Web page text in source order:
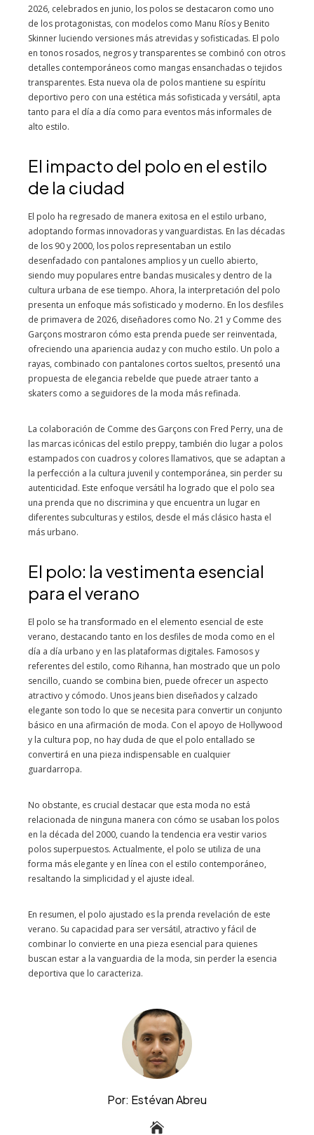
2026, celebrados en junio, los polos se destacaron como uno
de los protagonistas, con modelos como Manu Ríos y Benito
Skinner luciendo versiones más atrevidas y sofisticadas. El polo
en tonos rosados, negros y transparentes se combinó con otros
detalles contemporáneos como mangas ensanchadas o tejidos
transparentes. Esta nueva ola de polos mantiene su espíritu
deportivo pero con una estética más sofisticada y versátil, apta
tanto para el día a día como para eventos más informales de
alto estilo.
El impacto del polo en el estilo
de la ciudad
El polo ha regresado de manera exitosa en el estilo urbano,
adoptando formas innovadoras y vanguardistas. En las décadas
de los 90 y 2000, los polos representaban un estilo
desenfadado con pantalones amplios y un cuello abierto,
siendo muy populares entre bandas musicales y dentro de la
cultura urbana de ese tiempo. Ahora, la interpretación del polo
presenta un enfoque más sofisticado y moderno. En los desfiles
de primavera de 2026, diseñadores como No. 21 y Comme des
Garçons mostraron cómo esta prenda puede ser reinventada,
ofreciendo una apariencia audaz y con mucho estilo. Un polo a
rayas, combinado con pantalones cortos sueltos, presentó una
propuesta de elegancia rebelde que puede atraer tanto a
skaters como a seguidores de la moda más refinada.
La colaboración de Comme des Garçons con Fred Perry, una de
las marcas icónicas del estilo preppy, también dio lugar a polos
estampados con cuadros y colores llamativos, que se adaptan a
la perfección a la cultura juvenil y contemporánea, sin perder su
autenticidad. Este enfoque versátil ha logrado que el polo sea
una prenda que no discrimina y que encuentra un lugar en
diferentes subculturas y estilos, desde el más clásico hasta el
más urbano.
El polo: la vestimenta esencial
para el verano
El polo se ha transformado en el elemento esencial de este
verano, destacando tanto en los desfiles de moda como en el
día a día urbano y en las plataformas digitales. Famosos y
referentes del estilo, como Rihanna, han mostrado que un polo
sencillo, cuando se combina bien, puede ofrecer un aspecto
atractivo y cómodo. Unos jeans bien diseñados y calzado
elegante son todo lo que se necesita para convertir un conjunto
básico en una afirmación de moda. Con el apoyo de Hollywood
y la cultura pop, no hay duda de que el polo entallado se
convertirá en una pieza indispensable en cualquier
guardarropa.
No obstante, es crucial destacar que esta moda no está
relacionada de ninguna manera con cómo se usaban los polos
en la década del 2000, cuando la tendencia era vestir varios
polos superpuestos. Actualmente, el polo se utiliza de una
forma más elegante y en línea con el estilo contemporáneo,
resaltando la simplicidad y el ajuste ideal.
En resumen, el polo ajustado es la prenda revelación de este
verano. Su capacidad para ser versátil, atractivo y fácil de
combinar lo convierte en una pieza esencial para quienes
buscan estar a la vanguardia de la moda, sin perder la esencia
deportiva que lo caracteriza.
Por: Estévan Abreu